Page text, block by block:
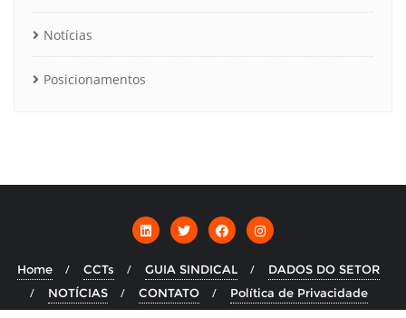
Notícias
Posicionamentos
Home CCTs GUIA SINDICAL
DADOS DO SETOR
NOTÍCIAS
CONTATO Política de Privacidade